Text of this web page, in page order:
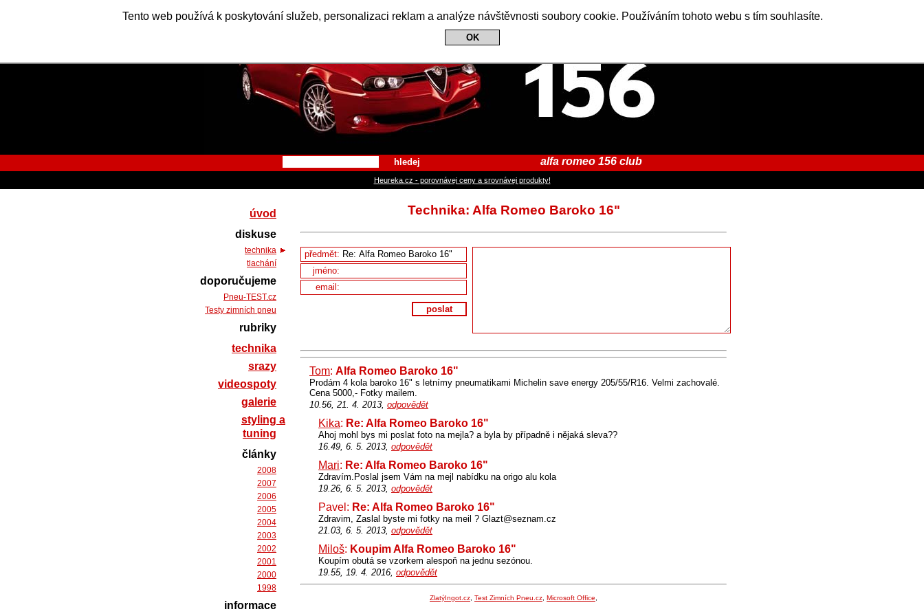
Tento web používá k poskytování služeb, personalizaci reklam a analýze návštěvnosti soubory cookie. Používáním tohoto webu s tím souhlasíte.
OK
Alfa Romeo 156 Club
hledej alfa romeo 156 club
Heureka.cz - porovnávej ceny a srovnávej produkty!
Technika: Alfa Romeo Baroko 16"
předmět:
jméno:
email:
poslat
Tom: Alfa Romeo Baroko 16"
Prodám 4 kola baroko 16" s letnímy pneumatikami Michelin save energy 205/55/R16. Velmi zachovalé.
Cena 5000,- Fotky mailem.
10.56, 21. 4. 2013, odpovědět
Kika: Re: Alfa Romeo Baroko 16"
Ahoj mohl bys mi poslat foto na mejla? a byla by případně i nějaká sleva??
16.49, 6. 5. 2013, odpovědět
Mari: Re: Alfa Romeo Baroko 16"
Zdravím.Poslal jsem Vám na mejl nabídku na origo alu kola
19.26, 6. 5. 2013, odpovědět
Pavel: Re: Alfa Romeo Baroko 16"
Zdravim, Zaslal byste mi fotky na meil ? Glazt@seznam.cz
21.03, 6. 5. 2013, odpovědět
Miloš: Koupim Alfa Romeo Baroko 16"
Koupím obutá se vzorkem alespoň na jednu sezónou.
19.55, 19. 4. 2016, odpovědět
ZlatýIngot.cz Test Zimních Pneu.cz Microsoft Office
úvod
diskuse
technika
tlachání
doporučujeme
Pneu-TEST.cz
Testy zimních pneu
rubriky
technika
srazy
videospoty
galerie
styling a
tuning
články
2008
2007
2006
2005
2004
2003
2002
2001
2000
1998
informace